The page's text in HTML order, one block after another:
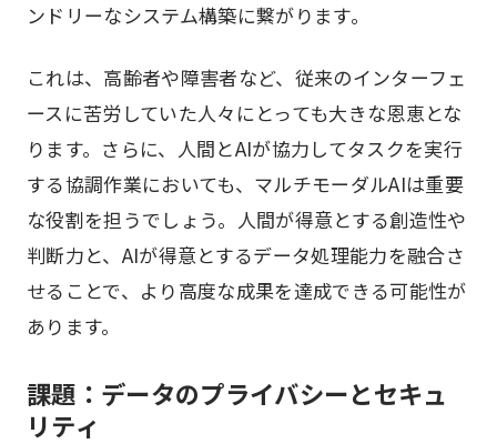
ンドリーなシステム構築に繋がります。
これは、高齢者や障害者など、従来のインターフェ
ースに苦労していた人々にとっても大きな恩恵とな
ります。さらに、人間とAIが協力してタスクを実行
する協調作業においても、マルチモーダルAIは重要
な役割を担うでしょう。人間が得意とする創造性や
判断力と、AIが得意とするデータ処理能力を融合さ
せることで、より高度な成果を達成できる可能性が
あります。
課題：データのプライバシーとセキュ
リティ